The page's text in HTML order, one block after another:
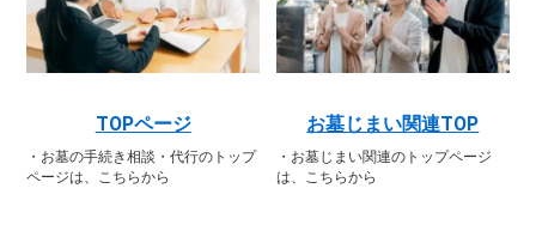
TOPページ
・お墓の手続き相談・代行のトップ
ページは、こちらから
お墓じまい関連TOP
・お墓じまい関連のトップページ
は、こちらから